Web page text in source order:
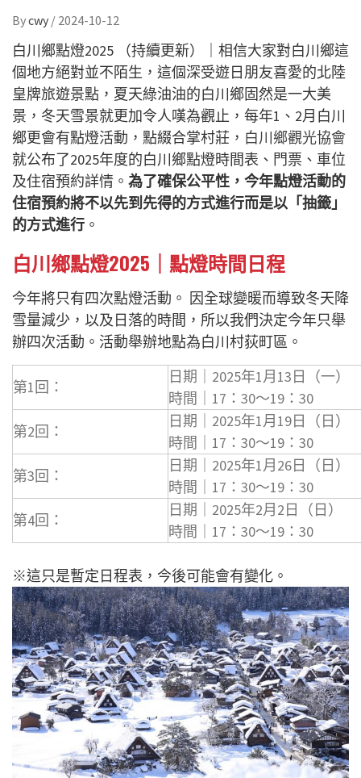
Bycwy / 2024-10-12
白川鄉點燈2025 （持續更新）｜相信大家對白川鄉這
個地方絕對並不陌生，這個深受遊日朋友喜愛的北陸
皇牌旅遊景點，夏天綠油油的白川鄉固然是一大美
景，冬天雪景就更加令人嘆為觀止，每年1、2月白川
鄉更會有點燈活動，點綴合掌村莊， 白川鄉觀光協會
就公布了2025年度的白川鄉點燈時間表、門票、車位
及住宿預約詳情。 為了確保公平性， 今年點燈活動的
住宿預約將不以先到先得的方式進行而是以「抽籤」
的方式進行 。
白川鄉點燈2025｜點燈時間日程
今年將只有四次點燈活動。 因全球變暖而導致冬天降
雪量減少，以及日落的時間，所以我們決定今年只舉
辦四次活動。活動舉辦地點為白川村荻町區。
第1回：
日期｜2025年1月13日（一）
時間｜17：30～19：30
第2回：
日期｜2025年1月19日（日）
時間｜17：30～19：30
第3回：
日期｜2025年1月26日（日）
時間｜17：30～19：30
第4回：
日期｜2025年2月2日（日）
時間｜17：30～19：30
※這只是暫定日程表，今後可能會有變化。